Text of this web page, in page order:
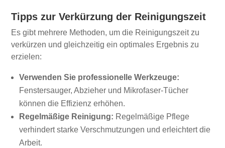
Tipps zur Verkürzung der Reinigungszeit
Es gibt mehrere Methoden, um die Reinigungszeit zu
verkürzen und gleichzeitig ein optimales Ergebnis zu
erzielen:
Verwenden Sie professionelle Werkzeuge:
Fenstersauger, Abzieher und Mikrofaser-Tücher
können die Effizienz erhöhen.
Regelmäßige Reinigung: Regelmäßige Pflege
verhindert starke Verschmutzungen und erleichtert die
Arbeit.